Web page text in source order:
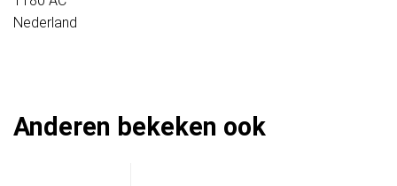
Nederland
Anderen bekeken ook